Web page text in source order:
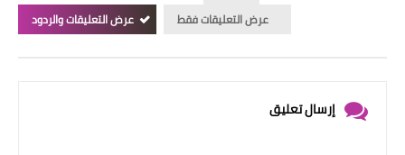
عرض التعليقات فقط
عرض التعليقات والردود
إرسال تعليق